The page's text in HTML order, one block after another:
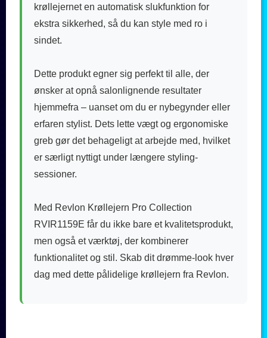
krøllejernet en automatisk slukfunktion for
ekstra sikkerhed, så du kan style med ro i
sindet.
Dette produkt egner sig perfekt til alle, der
ønsker at opnå salonlignende resultater
hjemmefra – uanset om du er nybegynder eller
erfaren stylist. Dets lette vægt og ergonomiske
greb gør det behageligt at arbejde med, hvilket
er særligt nyttigt under længere styling-
sessioner.
Med Revlon Krøllejern Pro Collection
RVIR1159E får du ikke bare et kvalitetsprodukt,
men også et værktøj, der kombinerer
funktionalitet og stil. Skab dit drømme-look hver
dag med dette pålidelige krøllejern fra Revlon.